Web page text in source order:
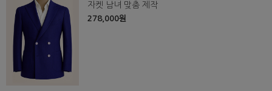
자켓 남녀 맞춤 제작
278,000원